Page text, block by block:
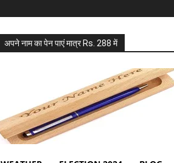
अपने नाम का पेन पाएं मात्र Rs. 288 में